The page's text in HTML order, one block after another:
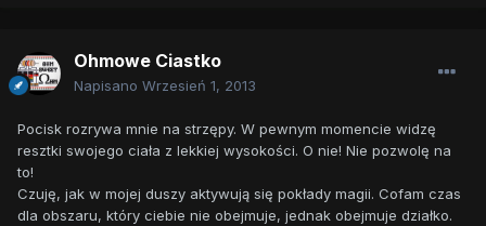
Ohmowe Ciastko
Napisano Wrzesień 1, 2013
Pocisk rozrywa mnie na strzępy. W pewnym momencie widzę
resztki swojego ciała z lekkiej wysokości. O nie! Nie pozwolę na
to!
Czuję, jak w mojej duszy aktywują się pokłady magii. Cofam czas
dla obszaru, który ciebie nie obejmuje, jednak obejmuje działko.